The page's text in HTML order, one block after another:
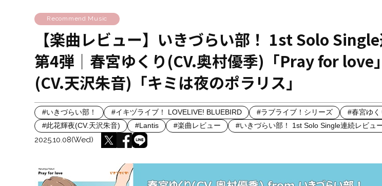
Recommend Music
【楽曲レビュー】いきづらい部！ 1st Solo
第4弾│春宮ゆくり(CV.奥村優季)「Pray for love
(CV.天沢朱音)「キミは夜のポラリス」
#いきづらい部！ #イキヅライブ！ LOVELIVE! BLUEBIRD #ラブライブ！シリーズ
#春宮ゆく
#此花輝夜(CV.天沢朱音)
#Lantis #楽曲レビュー #いきづらい部！ 1st Solo Single連続レビュ
2025.10.08(Wed)